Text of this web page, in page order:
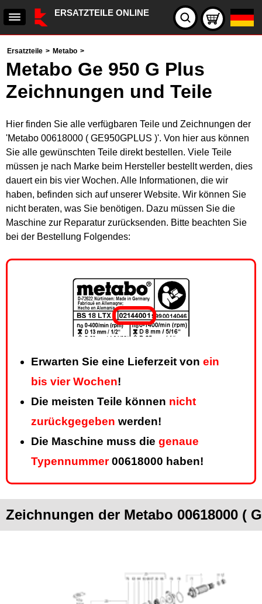
ERSATZTEILE ONLINE
Ersatzteile > Metabo >
Metabo Ge 950 G Plus
Zeichnungen und Teile
Hier finden Sie alle verfügbaren Teile und Zeichnungen der
'Metabo 00618000 ( GE950GPLUS )'. Von hier aus können
Sie alle gewünschten Teile direkt bestellen. Viele Teile
müssen je nach Marke beim Hersteller bestellt werden, dies
dauert ein bis vier Wochen. Alle Informationen, die wir
haben, befinden sich auf unserer Website. Wir können Sie
nicht beraten, was Sie benötigen. Dazu müssen Sie die
Maschine zur Reparatur zurücksenden. Bitte beachten Sie
bei der Bestellung Folgendes:
Erwarten Sie eine Lieferzeit von ein
bis vier Wochen!
Die meisten Teile können nicht
zurückgegeben werden!
Die Maschine muss die genaue
Typennummer00618000 haben!
Zeichnungen der Metabo 00618000 (